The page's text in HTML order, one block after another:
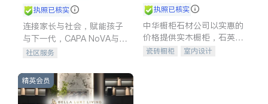
执照已核实
连接家长与社会，赋能孩子
与下一代，CAPA NoVA与您
携手建设包容、公平、充满
社区服务
执照已核实
中华橱柜石材公司以实惠的
价格提供实木橱柜，石英石
台面，多种优质不锈钢水
瓷砖橱柜
室内设计
精英会员